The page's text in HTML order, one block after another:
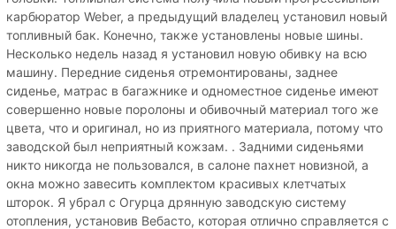
карбюратор Weber, а предыдущий владелец установил новый
топливный бак. Конечно, также установлены новые шины.
Несколько недель назад я установил новую обивку на всю
машину. Передние сиденья отремонтированы, заднее
сиденье, матрас в багажнике и одноместное сиденье имеют
совершенно новые поролоны и обивочный материал того же
цвета, что и оригинал, но из приятного материала, потому что
заводской был неприятный кожзам. . Задними сиденьями
никто никогда не пользовался, в салоне пахнет новизной, а
окна можно завесить комплектом красивых клетчатых
шторок. Я убрал с Огурца дрянную заводскую систему
отопления, установив Вебасто, которая отлично справляется с